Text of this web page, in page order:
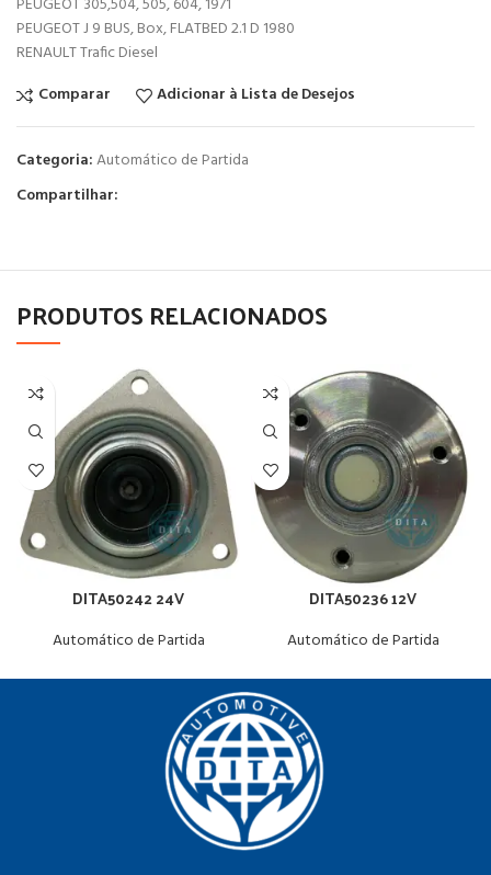
PEUGEOT J 9 BUS, Box, FLATBED 2.1 D 1980
RENAULT Trafic Diesel
Comparar
Adicionar à Lista de Desejos
Categoria:Automático de Partida
Compartilhar:
PRODUTOS RELACIONADOS
DITA50242 24V
Automático de Partida
DITA50236 12V
Automático de Partida